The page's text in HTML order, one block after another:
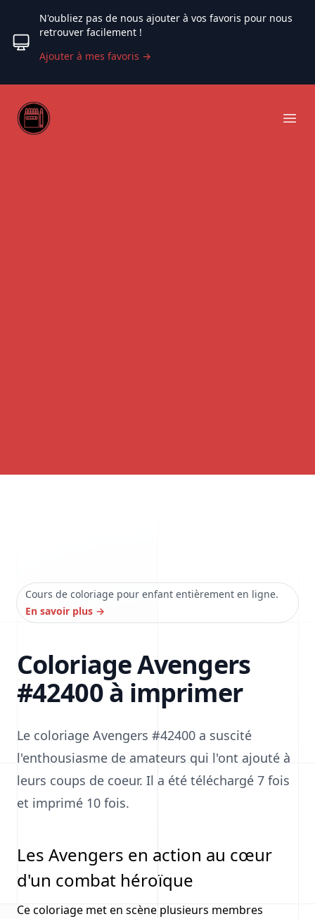
N'oubliez pas de nous ajouter à vos favoris pour nous
retrouver facilement !
Ajouter à mes favoris →
Web coloriage
Cours de coloriage pour enfant entièrement en ligne.
En savoir plus →
Coloriage Avengers
#42400 à imprimer
Le coloriage Avengers #42400 a suscité
l'enthousiasme de amateurs qui l'ont ajouté à
leurs coups de coeur. Il a été téléchargé 7 fois
et imprimé 10 fois.
Les Avengers en action au cœur
d'un combat héroïque
Ce coloriage met en scène plusieurs membres